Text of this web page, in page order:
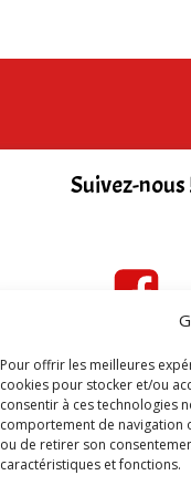
Pour offrir les meilleures
cookies pour stocker et/ou
consentir à ces technologies
comportement de navigation
ou de retirer son
caractéristiques et fonctions.
Suivez-nous